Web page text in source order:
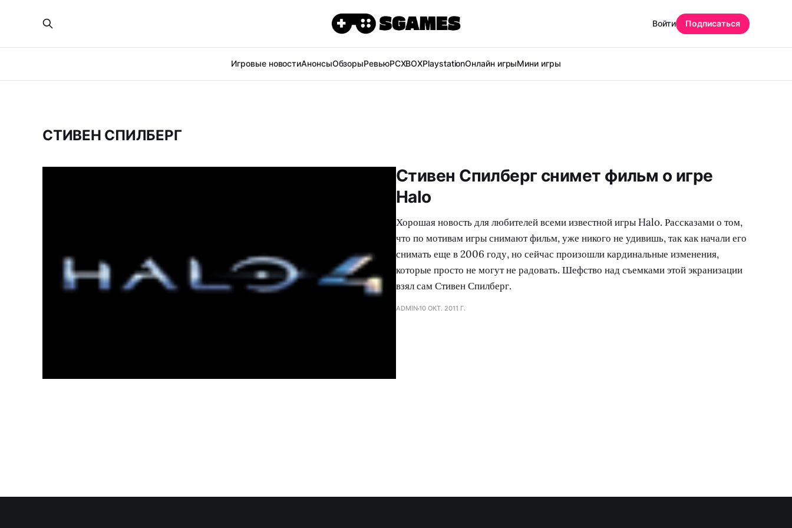
Игровые новостиАнонсыОбзорыРевьюPCXBOXPlaystationОнлайн игрыМини игры
Войти Подписаться
СТИВЕН СПИЛБЕРГ
Стивен Спилберг снимет фильм о игре
Halo
Хорошая новость для любителей всеми известной игры Halo. Рассказами о том,
что по мотивам игры снимают фильм, уже никого не удивишь, так как начали его
снимать еще в 2006 году, но сейчас произошли кардинальные изменения,
которые просто не могут не радовать. Шефство над съемками этой экранизации
взял сам Стивен Спилберг.
ADMIN10 ОКТ. 2011 Г.